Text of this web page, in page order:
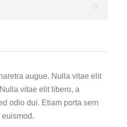
augue. Nulla vitae elit
vitae elit libero, a
odio dui. Etiam porta sem